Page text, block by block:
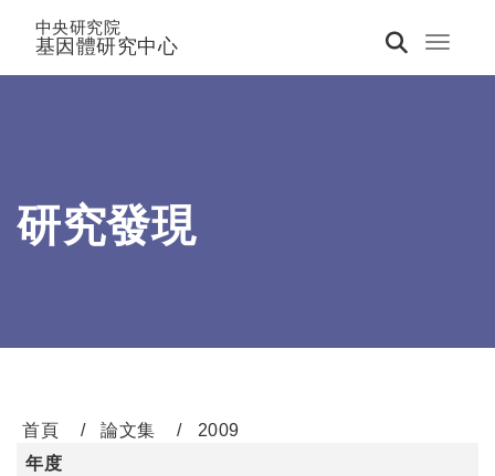
Toggle
中央研究院
基因體研究中心
研究發現
首頁 論文集
2009
年度